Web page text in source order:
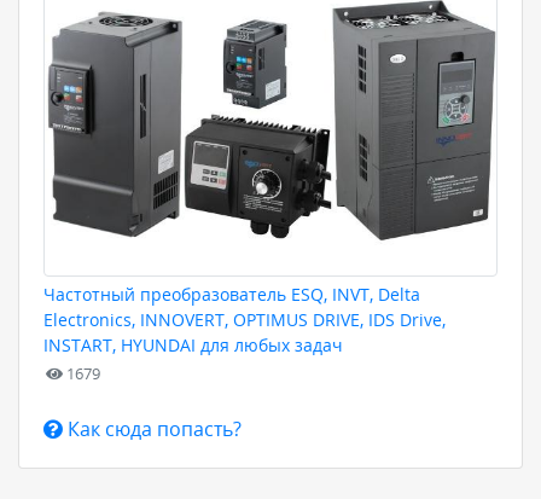
Частотный преобразователь ESQ, INVT, Delta
Electronics, INNOVERT, OPTIMUS DRIVE, IDS Drive,
INSTART, HYUNDAI для любых задач
1679
Как сюда попасть?